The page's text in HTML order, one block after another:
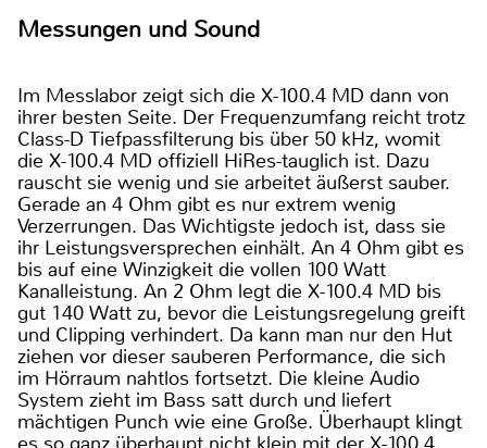
Messungen und Sound
Im Messlabor zeigt sich die X-100.4 MD dann von
ihrer besten Seite. Der Frequenzumfang reicht trotz
Class-D Tiefpassfilterung bis über 50 kHz, womit
die X-100.4 MD offiziell HiRes-tauglich ist. Dazu
rauscht sie wenig und sie arbeitet äußerst sauber.
Gerade an 4 Ohm gibt es nur extrem wenig
Verzerrungen. Das Wichtigste jedoch ist, dass sie
ihr Leistungsversprechen einhält. An 4 Ohm gibt es
bis auf eine Winzigkeit die vollen 100 Watt
Kanalleistung. An 2 Ohm legt die X-100.4 MD bis
gut 140 Watt zu, bevor die Leistungsregelung greift
und Clipping verhindert. Da kann man nur den Hut
ziehen vor dieser sauberen Performance, die sich
im Hörraum nahtlos fortsetzt. Die kleine Audio
System zieht im Bass satt durch und liefert
mächtigen Punch wie eine Große. Überhaupt klingt